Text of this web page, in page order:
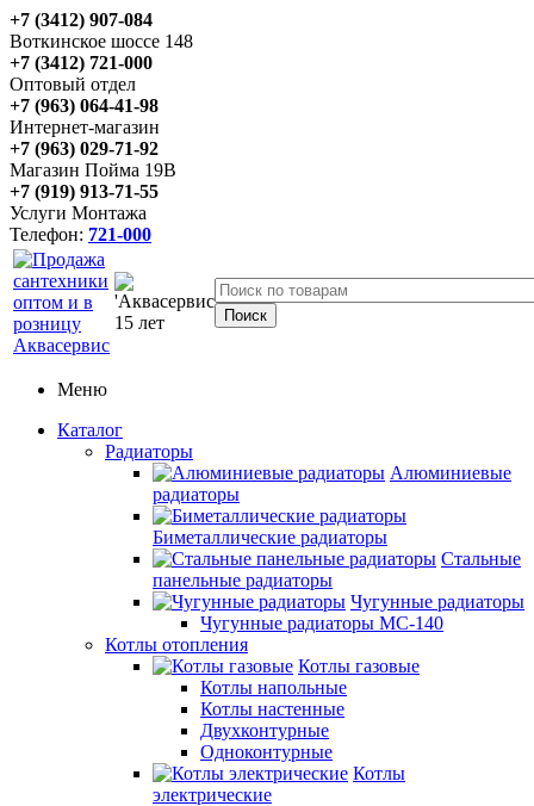
+7 (3412) 907-084
Воткинское шоссе 148
+7 (3412) 721-000
Оптовый отдел
+7 (963) 064-41-98
Интернет-магазин
+7 (963) 029-71-92
Магазин Пойма 19В
+7 (919) 913-71-55
Услуги Монтажа
Телефон: 721-000
Меню
Каталог
Радиаторы
Алюминиевые
радиаторы
Биметаллические радиаторы
Стальные
панельные радиаторы
Чугунные радиаторы
Чугунные радиаторы МС-140
Котлы отопления
Котлы газовые
Котлы напольные
Котлы настенные
Двухконтурные
Одноконтурные
Котлы
электрические